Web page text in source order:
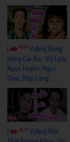
9059 Video] Bông
Hồng Cài Áo - Vũ Linh,
Ngọc Huyền, Ngọc
Giàu, Diệp Lang
4110 Video] Một